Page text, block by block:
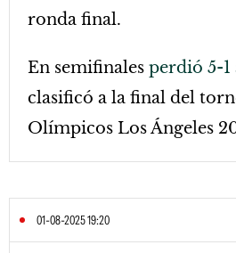
ronda final.
En semifinales perdió 5-1
clasificó a la final del
Olímpicos Los Ángeles
01-08-2025 19:20